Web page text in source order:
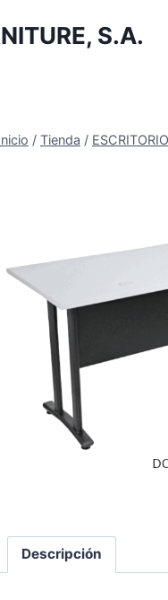
S.A.
/ Tienda /
Descripción